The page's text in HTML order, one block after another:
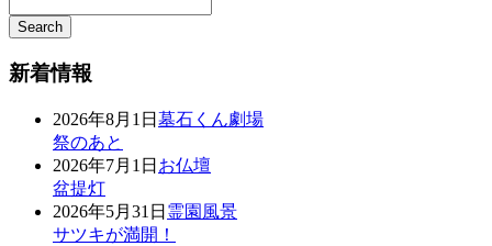
新着情報
2026年8月1日 墓石くん劇場
祭のあと
2026年7月1日 お仏壇
盆提灯
2026年5月31日 霊園風景
サツキが満開！